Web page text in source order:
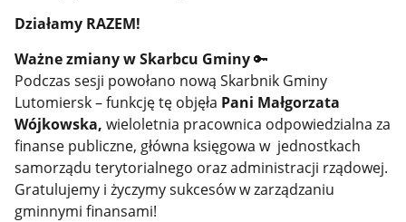
Działamy RAZEM!
Ważne zmiany w Skarbcu Gminy🔑
Podczas sesji powołano nową Skarbnik Gminy
Lutomiersk – funkcję tę objęła Pani Małgorzata
Wójkowska, wieloletnia pracownica odpowiedzialna za
finanse publiczne, główna księgowa w jednostkach
samorządu terytorialnego oraz administracji rządowej.
Gratulujemy i życzymy sukcesów w zarządzaniu
gminnymi finansami!